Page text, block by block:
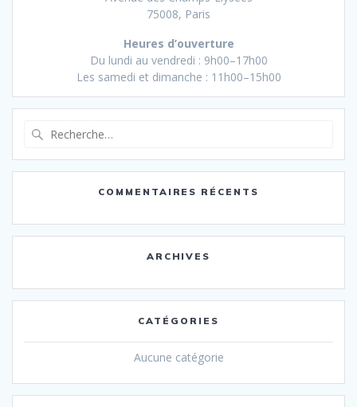
75008, Paris
Heures d’ouverture
Du lundi au vendredi : 9h00–17h00
Les samedi et dimanche : 11h00–15h00
:
COMMENTAIRES RÉCENTS
ARCHIVES
CATÉGORIES
Aucune catégorie